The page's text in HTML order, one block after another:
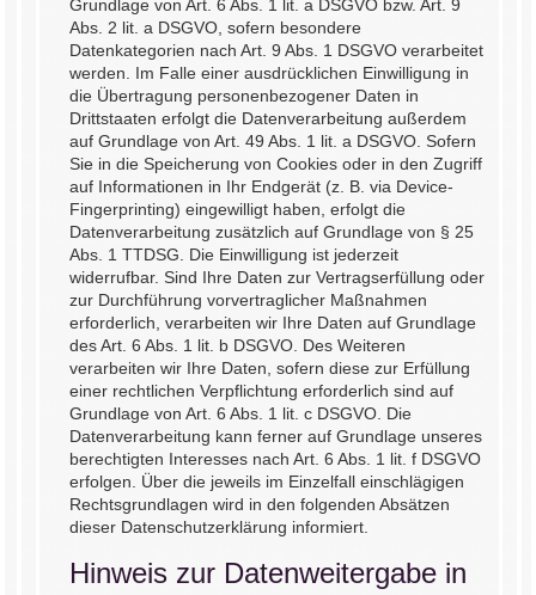
Grundlage von Art. 6 Abs. 1 lit. a DSGVO bzw. Art. 9
Abs. 2 lit. a DSGVO, sofern besondere
Datenkategorien nach Art. 9 Abs. 1 DSGVO verarbeitet
werden. Im Falle einer ausdrücklichen Einwilligung in
die Übertragung personenbezogener Daten in
Drittstaaten erfolgt die Datenverarbeitung außerdem
auf Grundlage von Art. 49 Abs. 1 lit. a DSGVO. Sofern
Sie in die Speicherung von Cookies oder in den Zugriff
auf Informationen in Ihr Endgerät (z. B. via Device-
Fingerprinting) eingewilligt haben, erfolgt die
Datenverarbeitung zusätzlich auf Grundlage von § 25
Abs. 1 TTDSG. Die Einwilligung ist jederzeit
widerrufbar. Sind Ihre Daten zur Vertragserfüllung oder
zur Durchführung vorvertraglicher Maßnahmen
erforderlich, verarbeiten wir Ihre Daten auf Grundlage
des Art. 6 Abs. 1 lit. b DSGVO. Des Weiteren
verarbeiten wir Ihre Daten, sofern diese zur Erfüllung
einer rechtlichen Verpflichtung erforderlich sind auf
Grundlage von Art. 6 Abs. 1 lit. c DSGVO. Die
Datenverarbeitung kann ferner auf Grundlage unseres
berechtigten Interesses nach Art. 6 Abs. 1 lit. f DSGVO
erfolgen. Über die jeweils im Einzelfall einschlägigen
Rechtsgrundlagen wird in den folgenden Absätzen
dieser Datenschutzerklärung informiert.
Hinweis zur Datenweitergabe in